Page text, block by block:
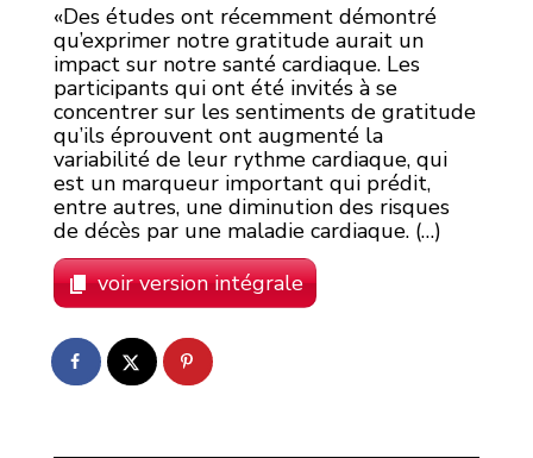
«Des études ont récemment démontré
qu’exprimer notre gratitude aurait un
impact sur notre santé cardiaque. Les
participants qui ont été invités à se
concentrer sur les sentiments de gratitude
qu’ils éprouvent ont augmenté la
variabilité de leur rythme cardiaque, qui
est un marqueur important qui prédit,
entre autres, une diminution des risques
de décès par une maladie cardiaque. (…)
voir version intégrale